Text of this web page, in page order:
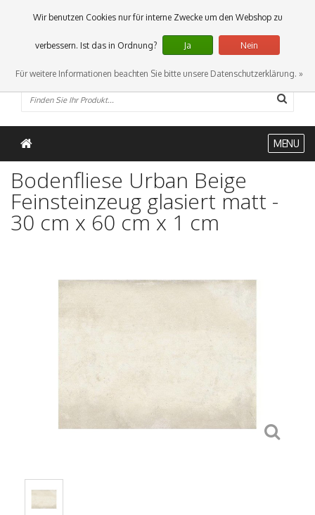
0 Artikel
MENU
Bodenfliese Urban Beige
Feinsteinzeug glasiert matt -
30 cm x 60 cm x 1 cm
Wir benutzen Cookies nur für interne Zwecke um den Webshop zu
verbessern. Ist das in Ordnung? Ja Nein
Für weitere Informationen beachten Sie bitte unsere Datenschutzerklärung. »